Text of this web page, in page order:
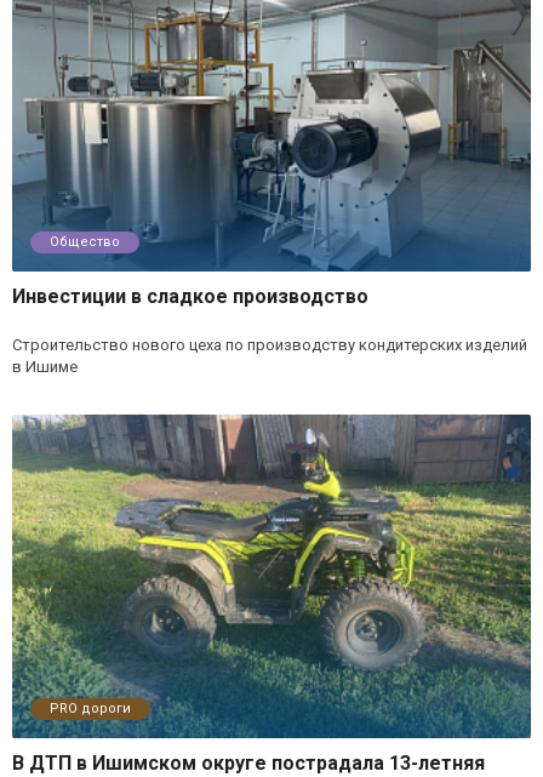
Общество
Инвестиции в сладкое производство
Строительство нового цеха по производству кондитерских изделий
в Ишиме
PRO дороги
В ДТП в Ишимском округе пострадала 13-летняя